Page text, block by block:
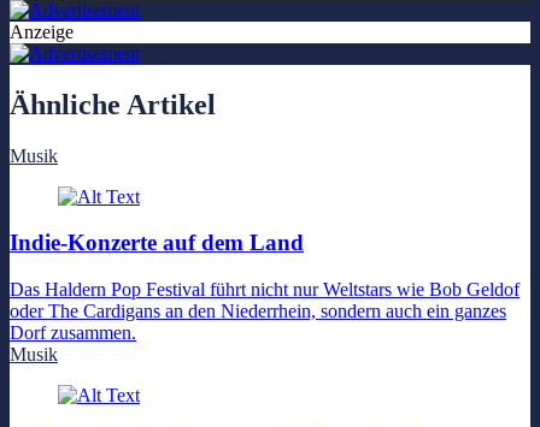
Anzeige
Ähnliche Artikel
Musik
Indie-Konzerte auf dem Land
Das Haldern Pop Festival führt nicht nur Weltstars wie Bob Geldof
oder The Cardigans an den Niederrhein, sondern auch ein ganzes
Dorf zusammen.
Musik